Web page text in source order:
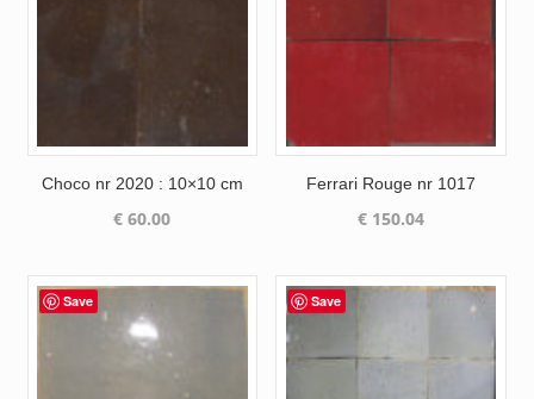
Choco nr 2020 : 10×10 cm
€ 60.00
Ferrari Rouge nr 1017
€150.04
Save Save